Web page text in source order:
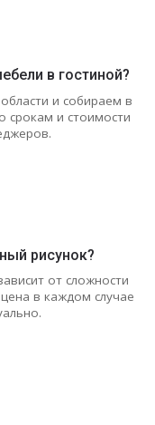
в гостиной?
и собираем в
срокам и стоимости
рисунок?
от сложности
в каждом случае